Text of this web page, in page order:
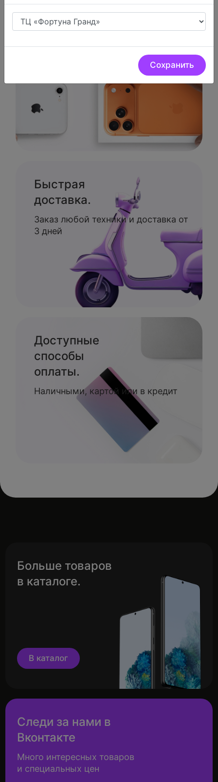
Сохранить
Trade-in.
Меняем вашу продукцию APPLE на
Быстрая
доставка.
Заказ любой техники и доставка от
3 дней
Доступные
способы
оплаты.
Наличными, картой или в кредит
Больше товаров
в каталоге.
В каталог
Следи за нами в
Вконтакте
Много интересных товаров
и специальных цен